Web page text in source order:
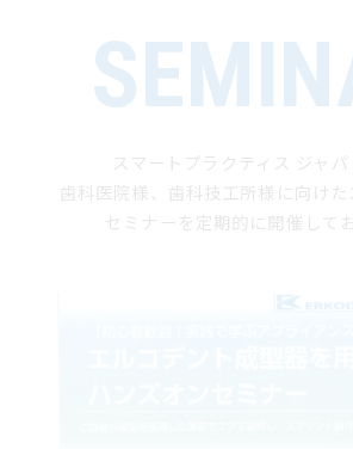
スマートプラクティス ジャパ
歯科医院様、歯科技工所様に向けた
セミナーを定期的に開催して